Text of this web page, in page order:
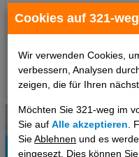
Cookies auf 321-weg
Wir verwenden Cookies,
verbessern, Analysen
zeigen, die für Ihren
Möchten Sie 321-weg im
Sie aufAlle akzeptieren .
SieAblehnen und es
eingesezt. Dies können
7 Tage ,
ab